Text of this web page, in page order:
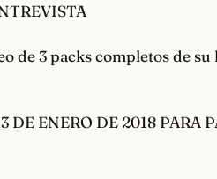
de 3 packs completos de
DE ENERO DE 2018 PARA